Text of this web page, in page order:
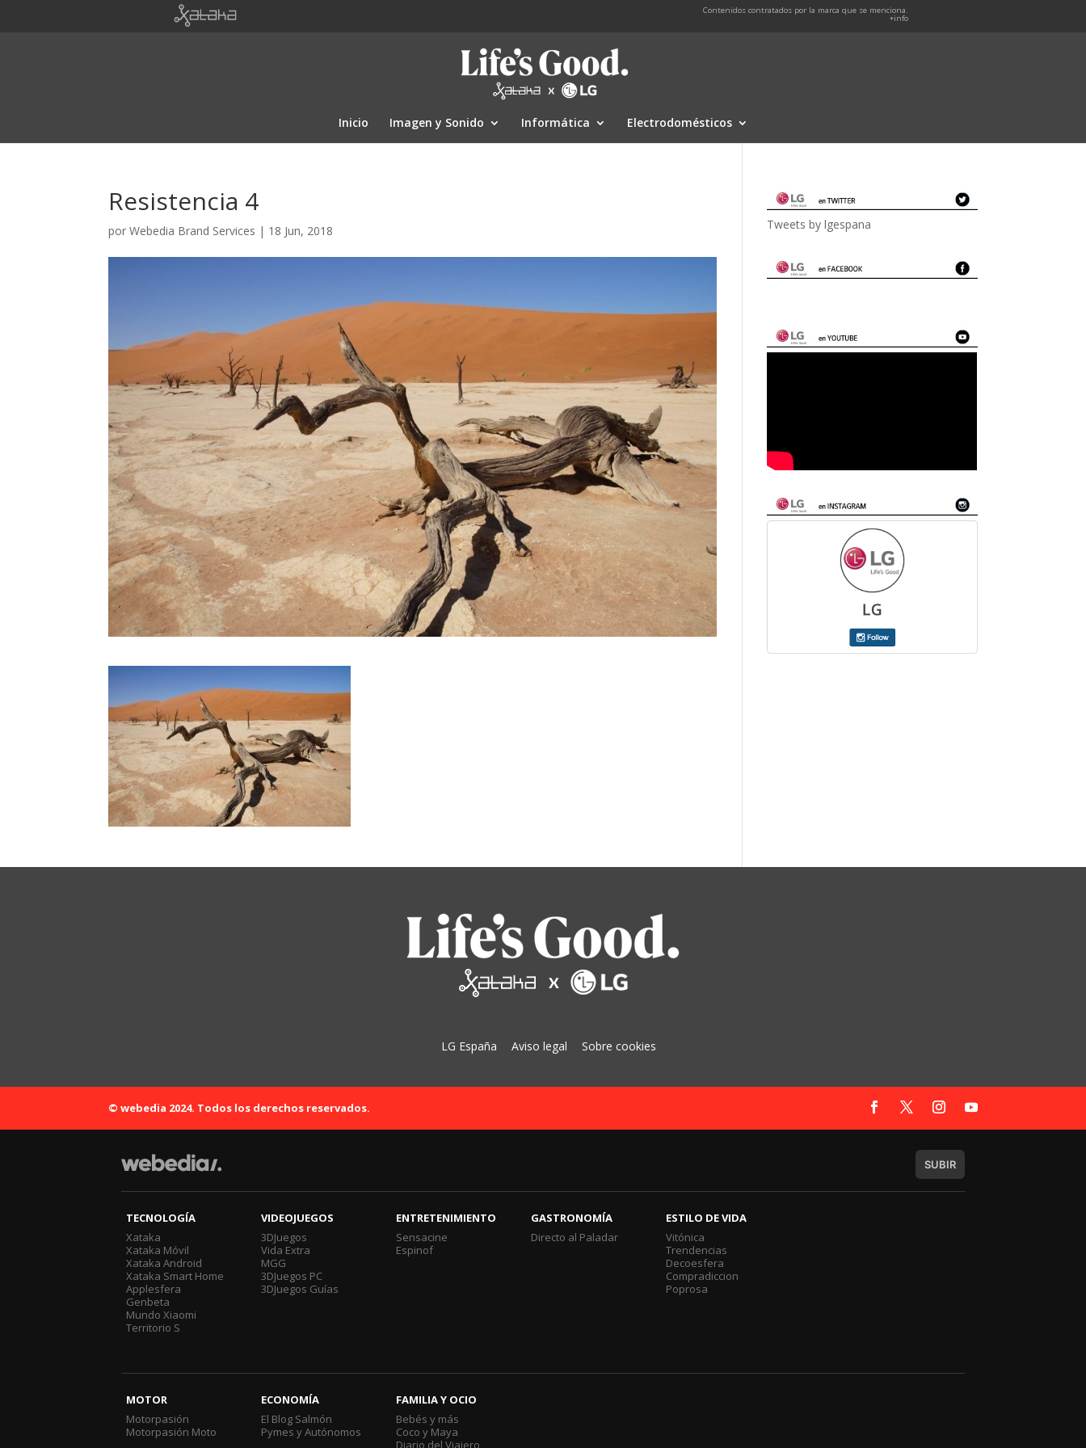
Contenidos contratados por la marca que se menciona.
+info
Inicio Imagen y Sonido Informática Electrodomésticos
Resistencia 4
porWebedia Brand Services | 18 Jun, 2018 Tweets by lgespana
LG España Aviso legal Sobre cookies
© webedia 2024. Todos los derechos reservados.
SUBIR
TECNOLOGÍA
Xataka
Xataka Móvil
Xataka Android
Xataka Smart Home
Applesfera
Genbeta
Mundo Xiaomi
Territorio S
VIDEOJUEGOS
3DJuegos
Vida Extra
MGG
3DJuegos PC
3DJuegos Guías
ENTRETENIMIENTO
Sensacine
Espinof
GASTRONOMÍA
Directo al Paladar
ESTILO DE VIDA
Vitónica
Trendencias
Decoesfera
Compradiccion
Poprosa
MOTOR
Motorpasión
Motorpasión Moto
ECONOMÍA
El Blog Salmón
Pymes y Autónomos
FAMILIA Y OCIO
Bebés y más
Coco y Maya
Diario del Viajero